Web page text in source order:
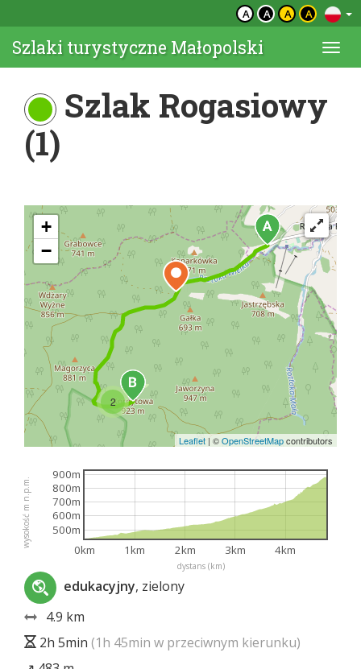
A A A A
Szlaki turystyczne Małopolski
Szlak Rogasiowy
(1)
2
+
−
Leaflet | ©OpenStreetMapcontributors
dystans (km)
wysokość m n.p.m.
0km 1km 2km 3km 4km
500m
600m
700m
800m
900m
edukacyjny, zielony
4.9 km
2h 5min (1h 45min w przeciwnym kierunku)